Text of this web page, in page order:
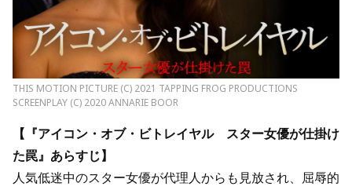
THIS MOTION PICTURE (C) 2021 TAPPING FROG PRODUCTIONS
SCREENPLAY (C) 2020 ANNARIE BOOR
【『アイコン・オブ・ビトレイヤル スター女優が仕掛け
た罠』あらすじ】
人気低迷中のスター女優が代理人からも見放され、屈辱的